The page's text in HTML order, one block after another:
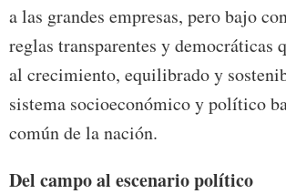
a las grandes empresas, pero bajo
reglas transparentes y democráticas
al crecimiento, equilibrado y
sistema socioeconómico y político
común de la nación.
Del campo al escenario político